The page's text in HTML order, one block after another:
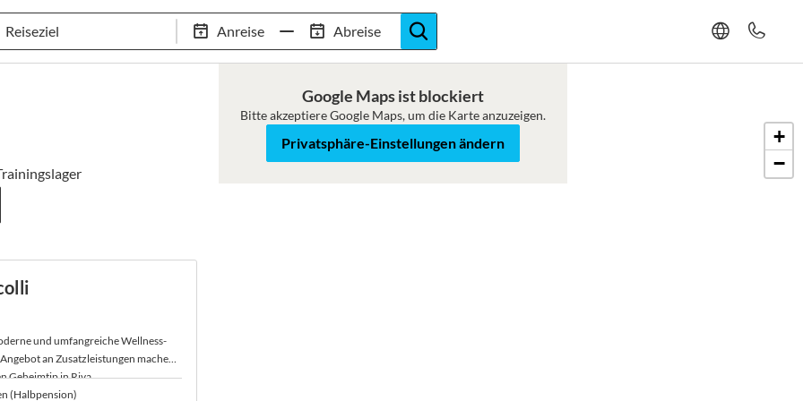
Anreise Abreise
97,8% Weiterempfehlungsrate 20+ Jahre Trainingslager-Expertise
und umfangreiche Wellness-
an Zusatzleistungen machen
Geheimtip in Riva.
(Halbpension)
Roadmap Satellit
+
−
Google Maps ist blockiert
Bitte akzeptiere Google Maps, um die Karte anzuzeigen.
Privatsphäre-Einstellungen ändern